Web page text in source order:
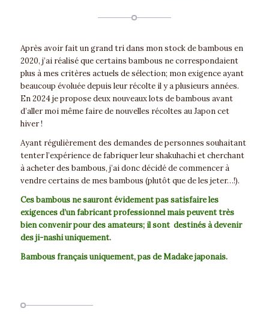
Après avoir fait un grand tri dans mon stock de bambous en
2020, j’ai réalisé que certains bambous ne correspondaient
plus à mes critères actuels de sélection; mon exigence ayant
beaucoup évoluée depuis leur récolte il y a plusieurs années.
En 2024 je propose deux nouveaux lots de bambous avant
d’aller moi même faire de nouvelles récoltes au Japon cet
hiver !
Ayant régulièrement des demandes de personnes souhaitant
tenter l’expérience de fabriquer leur shakuhachi et cherchant
à acheter des bambous, j’ai donc décidé de commencer à
vendre certains de mes bambous (plutôt que de les jeter…!).
Ces bambous ne sauront évidement pas satisfaire les
exigences d’un fabricant professionnel mais peuvent très
bien convenir pour des amateurs; il sont destinés à devenir
des ji-nashi uniquement.
Bambous français uniquement, pas de Madake japonais.